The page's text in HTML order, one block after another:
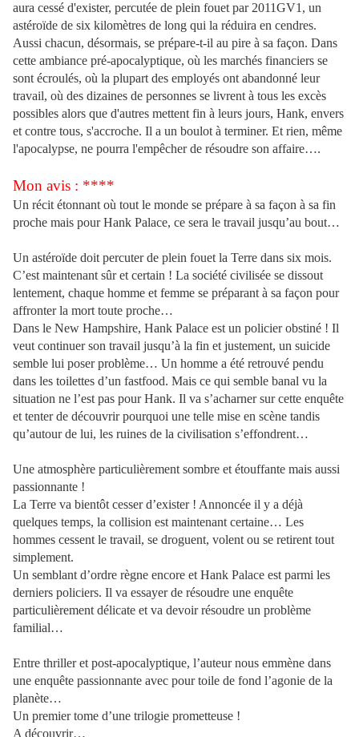
aura cessé d'exister, percutée de plein fouet par 2011GV1, un
astéroïde de six kilomètres de long qui la réduira en cendres.
Aussi chacun, désormais, se prépare-t-il au pire à sa façon. Dans
cette ambiance pré-apocalyptique, où les marchés financiers se
sont écroulés, où la plupart des employés ont abandonné leur
travail, où des dizaines de personnes se livrent à tous les excès
possibles alors que d'autres mettent fin à leurs jours, Hank, envers
et contre tous, s'accroche. Il a un boulot à terminer. Et rien, même
l'apocalypse, ne pourra l'empêcher de résoudre son affaire….
Mon avis : ****
Un récit étonnant où tout le monde se prépare à sa façon à sa fin
proche mais pour Hank Palace, ce sera le travail jusqu’au bout…
Un astéroïde doit percuter de plein fouet la Terre dans six mois.
C’est maintenant sûr et certain ! La société civilisée se dissout
lentement, chaque homme et femme se préparant à sa façon pour
affronter la mort toute proche…
Dans le New Hampshire, Hank Palace est un policier obstiné ! Il
veut continuer son travail jusqu’à la fin et justement, un suicide
semble lui poser problème… Un homme a été retrouvé pendu
dans les toilettes d’un fastfood. Mais ce qui semble banal vu la
situation ne l’est pas pour Hank. Il va s’acharner sur cette enquête
et tenter de découvrir pourquoi une telle mise en scène tandis
qu’autour de lui, les ruines de la civilisation s’effondrent…
Une atmosphère particulièrement sombre et étouffante mais aussi
passionnante !
La Terre va bientôt cesser d’exister ! Annoncée il y a déjà
quelques temps, la collision est maintenant certaine… Les
hommes cessent le travail, se droguent, volent ou se retirent tout
simplement.
Un semblant d’ordre règne encore et Hank Palace est parmi les
derniers policiers. Il va essayer de résoudre une enquête
particulièrement délicate et va devoir résoudre un problème
familial…
Entre thriller et post-apocalyptique, l’auteur nous emmène dans
une enquête passionnante avec pour toile de fond l’agonie de la
planète…
Un premier tome d’une trilogie prometteuse !
A découvrir…